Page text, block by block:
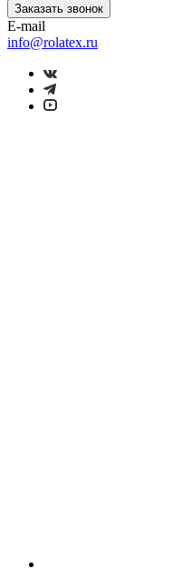
Заказать звонок
E-mail
info@rolatex.ru